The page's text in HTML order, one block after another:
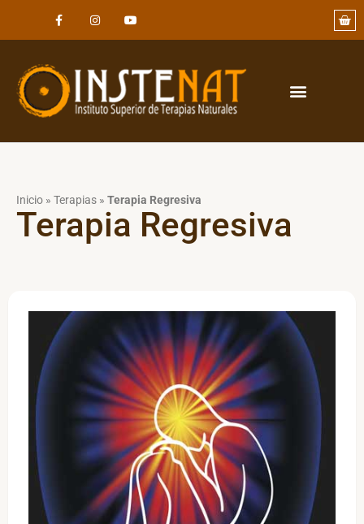
Inicio » Terapias » Terapia Regresiva
Terapia Regresiva